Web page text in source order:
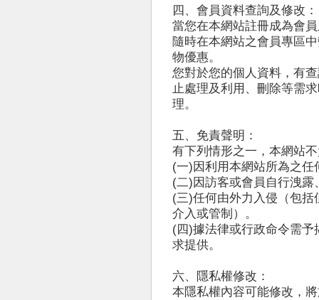
四、會員資料查詢及修改：
當您在本網站註冊成為會
隨時在本網站之會員專區
物優惠。
您對於您的個人資料，有
止處理及利用、刪除等需
理。
五、免責聲明：
有下列情形之一，本網站
(一)因利用本網站所為之
(二)因訪客或會員自行洩
(三)任何由外力入侵（包
介入或管制）。
(四)據法律或行政命令需
求提供。
六、隱私權修改：
本隱私權內容可能修改，